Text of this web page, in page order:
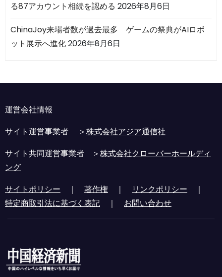
る87アカウント相続を認める 2026年8月6日
ChinaJoy来場者数が過去最多 ゲームの祭典がAIロボ
ット展示へ進化2026年8月6日
運営会社情報
サイト運営事業者 ＞株式会社アジア通信社
サイト共同運営事業者 ＞株式会社クローバーホールディ
ング
サイトポリシー ｜ 著作権 ｜ リンクポリシー ｜
特定商取引法に基づく表記 ｜ お問い合わせ